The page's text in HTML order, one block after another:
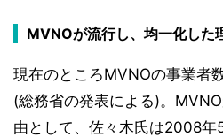
MVNOが流行し、均一化した
現在のところMVNOの事業者
(総務省の発表による)。
由として、佐々木氏は2008年